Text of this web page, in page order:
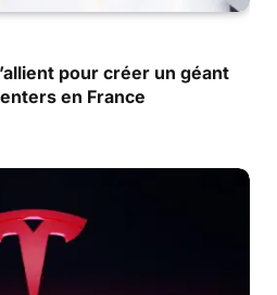
pour créer un géant
en France